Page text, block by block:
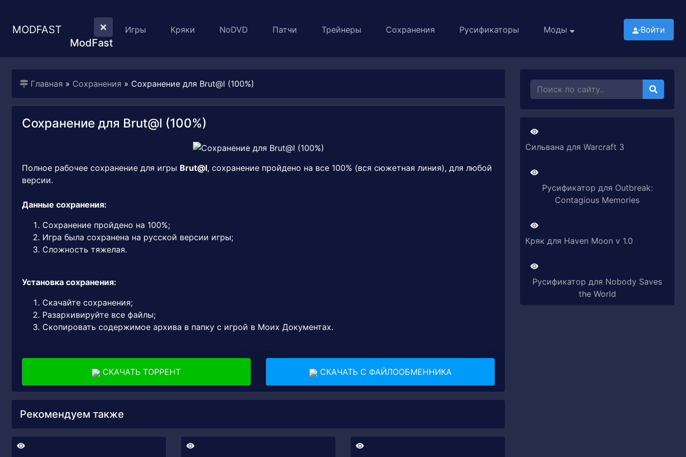
MODFAST
ModFast
Игры Кряки NoDVD Патчи Трейнеры Сохранения Русификаторы Моды Войти
Главная » Сохранения » Сохранение для Brut@l (100%)
Сохранение для Brut@l (100%)
Полное рабочее сохранение для игры Brut@l, сохранение пройдено на все 100% (вся сюжетная линия), для любой
версии.
Данные сохранения:
Сохранение пройдено на 100%;
Игра была сохранена на русской версии игры;
Сложность тяжелая.
Установка сохранения:
Скачайте сохранения;
Разархивируйте все файлы;
Скопировать содержимое архива в папку с игрой в Моих Документах.
СКАЧАТЬ ТОРРЕНТ СКАЧАТЬ С ФАЙЛООБМЕННИКА
Рекомендуем также
Сильвана для Warcraft 3
Русификатор для Outbreak:
Contagious Memories
Кряк для Haven Moon v 1.0
Русификатор для Nobody Saves
the World